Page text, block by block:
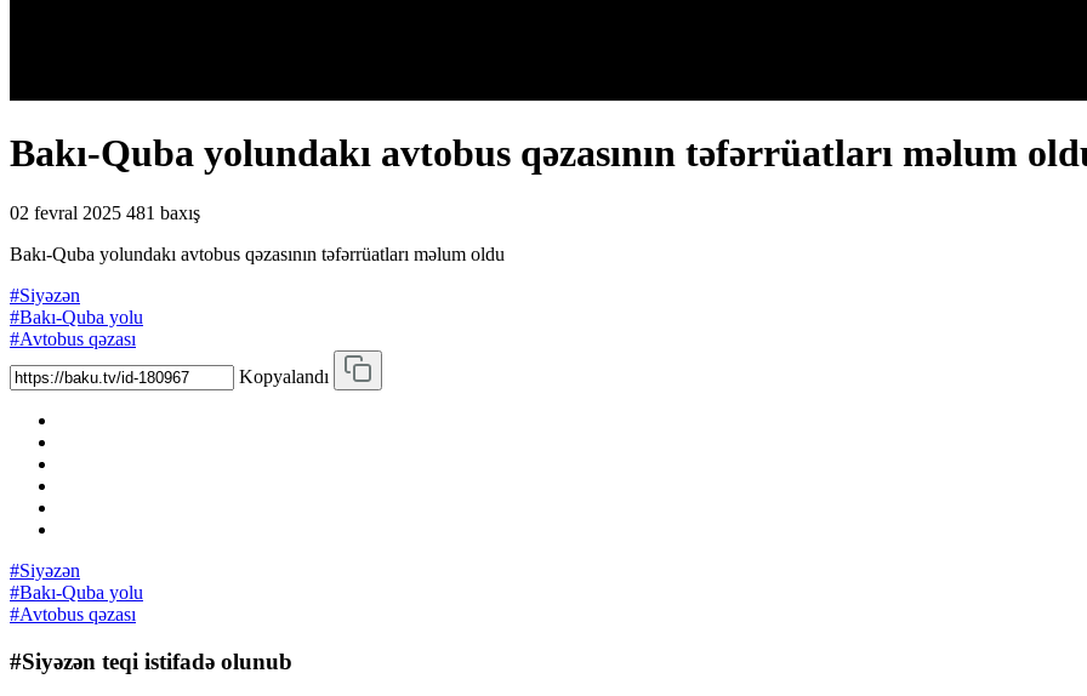
Bakı-Quba yolundakı avtobus qəzasının təfərrüatları məlum
02 fevral 2025 481 baxış
Bakı-Quba yolundakı avtobus qəzasının təfərrüatları məlum oldu
#Siyəzən
#Bakı-Quba yolu
#Avtobus qəzası
Kopyalandı
#Siyəzən
#Bakı-Quba yolu
#Avtobus qəzası
#Siyəzən teqi istifadə olunub